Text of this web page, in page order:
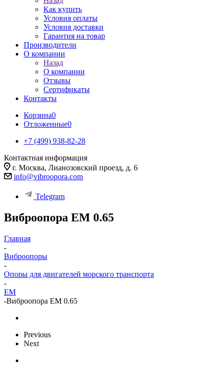
Как купить
Условия оплаты
Условия доставки
Гарантия на товар
Производители
О компании
Назад
О компании
Отзывы
Сертификаты
Контакты
Корзина0
Отложенные0
+7 (499) 938-82-28
Контактная информация
г. Москва, Лианозовский проезд, д. 6
info@vibroopora.com
Telegram
Виброопора EM 0.65
Главная
-
Виброопоры
-
Опоры для двигателей морского транспорта
-
EM
-Виброопора EM 0.65
Previous
Next